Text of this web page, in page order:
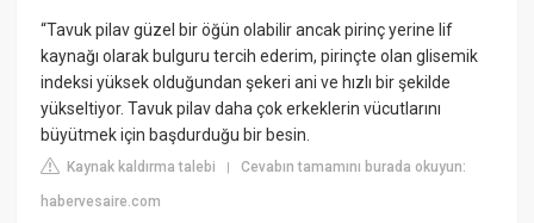
“Tavuk pilav güzel bir öğün olabilir ancak pirinç yerine lif
kaynağı olarak bulguru tercih ederim, pirinçte olan glisemik
indeksi yüksek olduğundan şekeri ani ve hızlı bir şekilde
yükseltiyor. Tavuk pilav daha çok erkeklerin vücutlarını
büyütmek için başdurduğu bir besin.
Kaynak kaldırma talebi |Cevabın tamamını burada okuyun:
habervesaire.com